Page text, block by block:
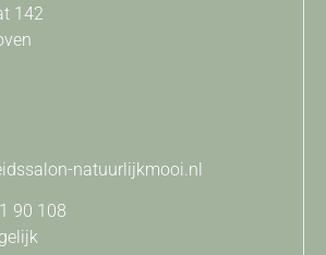
142
natuurlijkmooi.nl
90 108